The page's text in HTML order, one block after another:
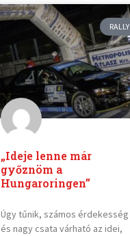
RALLY
„Ideje lenne már
győznöm a
Hungaroringen”
Úgy tűnik, számos érdekesség
és nagy csata várható az idei,